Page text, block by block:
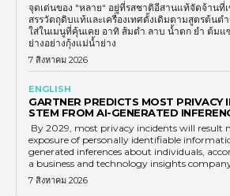
จุดเด่นของ "หลาย" อยู่ที่รสชาติอีสานแท้จัดจ้านที่
สรรวัตถุดิบแท้และเครื่องเทศดั้งเดิมตามสูตรต้นต
ใส่ในเมนูที่คุ้นเคย อาทิ ส้มตำ ลาบ น้ำตก ยำ ต้มแ
ย่างอย่างกุ้งแม่น้ำย่าง
7 สิงหาคม 2026
ENGLISH
GARTNER PREDICTS MOST PRIVACY
STEM FROM AI-GENERATED
By 2029, most privacy incidents will result
exposure of personally identifiable
generated inferences about individuals,
a business and technology insights
7 สิงหาคม 2026